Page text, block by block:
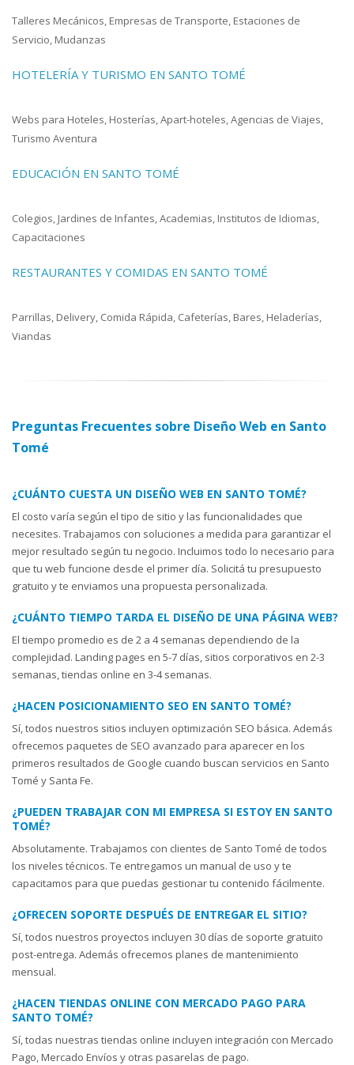
Talleres Mecánicos, Empresas de Transporte, Estaciones de
Servicio, Mudanzas
HOTELERÍA Y TURISMO EN SANTO TOMÉ
Webs para Hoteles, Hosterías, Apart-hoteles, Agencias de Viajes,
Turismo Aventura
EDUCACIÓN EN SANTO TOMÉ
Colegios, Jardines de Infantes, Academias, Institutos de Idiomas,
Capacitaciones
RESTAURANTES Y COMIDAS EN SANTO TOMÉ
Parrillas, Delivery, Comida Rápida, Cafeterías, Bares, Heladerías,
Viandas
Preguntas Frecuentes sobre Diseño Web en Santo
Tomé
¿CUÁNTO CUESTA UN DISEÑO WEB EN SANTO TOMÉ?
El costo varía según el tipo de sitio y las funcionalidades que
necesites. Trabajamos con soluciones a medida para garantizar el
mejor resultado según tu negocio. Incluimos todo lo necesario para
que tu web funcione desde el primer día. Solicitá tu presupuesto
gratuito y te enviamos una propuesta personalizada.
¿CUÁNTO TIEMPO TARDA EL DISEÑO DE UNA PÁGINA WEB?
El tiempo promedio es de 2 a 4 semanas dependiendo de la
complejidad. Landing pages en 5-7 días, sitios corporativos en 2-3
semanas, tiendas online en 3-4 semanas.
¿HACEN POSICIONAMIENTO SEO EN SANTO TOMÉ?
Sí, todos nuestros sitios incluyen optimización SEO básica. Además
ofrecemos paquetes de SEO avanzado para aparecer en los
primeros resultados de Google cuando buscan servicios en Santo
Tomé y Santa Fe.
¿PUEDEN TRABAJAR CON MI EMPRESA SI ESTOY EN SANTO
TOMÉ?
Absolutamente. Trabajamos con clientes de Santo Tomé de todos
los niveles técnicos. Te entregamos un manual de uso y te
capacitamos para que puedas gestionar tu contenido fácilmente.
¿OFRECEN SOPORTE DESPUÉS DE ENTREGAR EL SITIO?
Sí, todos nuestros proyectos incluyen 30 días de soporte gratuito
post-entrega. Además ofrecemos planes de mantenimiento
mensual.
¿HACEN TIENDAS ONLINE CON MERCADO PAGO PARA
SANTO TOMÉ?
Sí, todas nuestras tiendas online incluyen integración con Mercado
Pago, Mercado Envíos y otras pasarelas de pago.